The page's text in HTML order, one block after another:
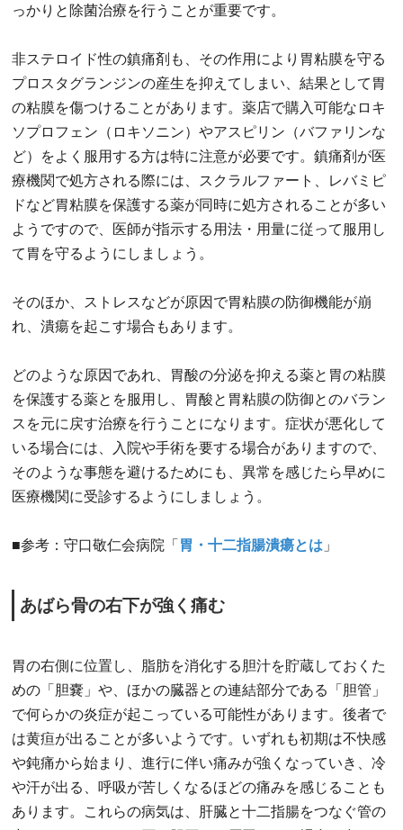
っかりと除菌治療を行うことが重要です。
非ステロイド性の鎮痛剤も、その作用により胃粘膜を守る
プロスタグランジンの産生を抑えてしまい、結果として胃
の粘膜を傷つけることがあります。薬店で購入可能なロキ
ソプロフェン（ロキソニン）やアスピリン（バファリンな
ど）をよく服用する方は特に注意が必要です。鎮痛剤が医
療機関で処方される際には、スクラルファート、レバミピ
ドなど胃粘膜を保護する薬が同時に処方されることが多い
ようですので、医師が指示する用法・用量に従って服用し
て胃を守るようにしましょう。
そのほか、ストレスなどが原因で胃粘膜の防御機能が崩
れ、潰瘍を起こす場合もあります。
どのような原因であれ、胃酸の分泌を抑える薬と胃の粘膜
を保護する薬とを服用し、胃酸と胃粘膜の防御とのバラン
スを元に戻す治療を行うことになります。症状が悪化して
いる場合には、入院や手術を要する場合がありますので、
そのような事態を避けるためにも、異常を感じたら早めに
医療機関に受診するようにしましょう。
■参考：守口敬仁会病院「 胃・十二指腸潰瘍とは 」
あばら骨の右下が強く痛む
胃の右側に位置し、脂肪を消化する胆汁を貯蔵しておくた
めの「胆嚢」や、ほかの臓器との連結部分である「胆管」
で何らかの炎症が起こっている可能性があります。後者で
は黄疸が出ることが多いようです。いずれも初期は不快感
や鈍痛から始まり、進行に伴い痛みが強くなっていき、冷
や汗が出る、呼吸が苦しくなるほどの痛みを感じることも
あります。これらの病気は、肝臓と十二指腸をつなぐ管の